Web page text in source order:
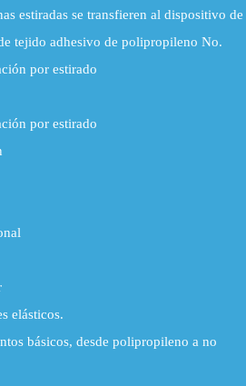
estiradas se transfieren al dispositivo de
tejido adhesivo de polipropileno No.
por estirado
por estirado
elásticos.
básicos, desde polipropileno a no